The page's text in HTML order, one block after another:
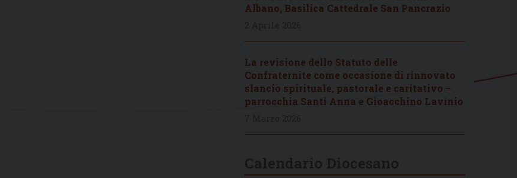
Albano, Basilica Cattedrale San Pancrazio
La revisione dello Statuto delle
Confraternite come occasione di rinnovato
slancio spirituale, pastorale e caritativo –
parrocchia Santi Anna e Gioacchino Lavinio